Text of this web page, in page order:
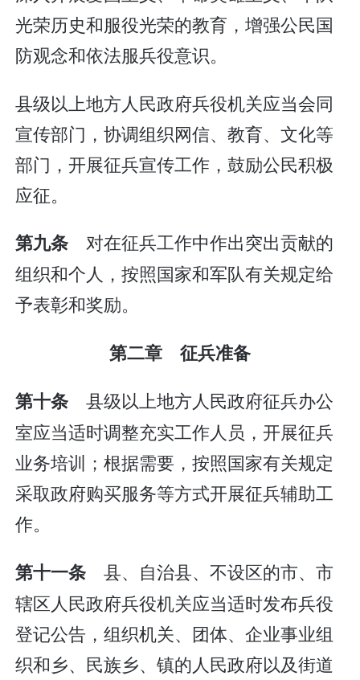
光荣历史和服役光荣的教育，增强公民国
防观念和依法服兵役意识。
县级以上地方人民政府兵役机关应当会同
宣传部门，协调组织网信、教育、文化等
部门，开展征兵宣传工作，鼓励公民积极
应征。
第九条 对在征兵工作中作出突出贡献的
组织和个人，按照国家和军队有关规定给
予表彰和奖励。
第二章 征兵准备
第十条 县级以上地方人民政府征兵办公
室应当适时调整充实工作人员，开展征兵
业务培训；根据需要，按照国家有关规定
采取政府购买服务等方式开展征兵辅助工
作。
第十一条 县、自治县、不设区的市、市
辖区人民政府兵役机关应当适时发布兵役
登记公告，组织机关、团体、企业事业组
织和乡、民族乡、镇的人民政府以及街道